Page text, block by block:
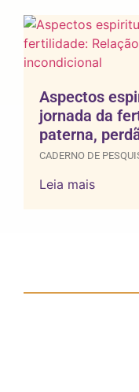
Aspectos
jornada da
paterna,
CADERNO DE
Leia mais